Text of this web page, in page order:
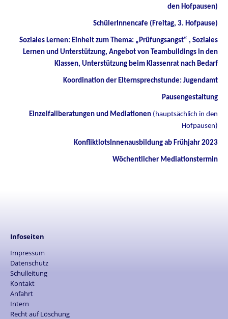
den Hofpausen)
SchülerInnencafe (Freitag, 3. Hofpause)
Soziales Lernen: Einheit zum Thema: „Prüfungsangst“ , Soziales
Lernen und Unterstützung, Angebot von Teambuildings in den
Klassen, Unterstützung beim Klassenrat nach Bedarf
Koordination der Elternsprechstunde: Jugendamt
Pausengestaltung
Einzelfallberatungen und Mediationen (hauptsächlich in den
Hofpausen)
KonfliktlotsInnenausbildung ab Frühjahr 2023
Wöchentlicher Mediationstermin
Infoseiten
Impressum
Datenschutz
Schulleitung
Kontakt
Anfahrt
Intern
Recht auf Löschung